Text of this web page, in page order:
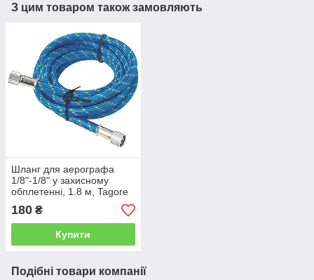
З цим товаром також замовляють
Шланг для аерографа
1/8"-1/8" у захисному
обплетенні, 1.8 м, Tagore
180 ₴
Купити
Подібні товари компанії